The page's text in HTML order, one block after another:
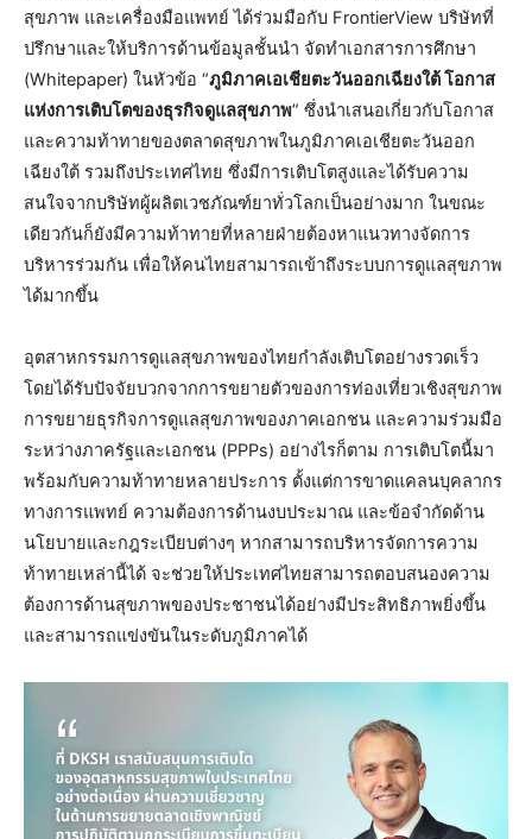
สุขภาพ และเครื่องมือแพทย์ ได้ร่วมมือกับ FrontierView บริษัทที่
ปรึกษาและให้บริการด้านข้อมูลชั้นนำ จัดทำเอกสารการศึกษา
(Whitepaper) ในหัวข้อ “ภูมิภาคเอเชียตะวันออกเฉียงใต้ โอกาส
แห่งการเติบโตของธุรกิจดูแลสุขภาพ” ซึ่งนำเสนอเกี่ยวกับโอกาส
และความท้าทายของตลาดสุขภาพในภูมิภาคเอเชียตะวันออก
เฉียงใต้ รวมถึงประเทศไทย ซึ่งมีการเติบโตสูงและได้รับความ
สนใจจากบริษัทผู้ผลิตเวชภัณฑ์ยาทั่วโลกเป็นอย่างมาก ในขณะ
เดียวกันก็ยังมีความท้าทายที่หลายฝ่ายต้องหาแนวทางจัดการ
บริหารร่วมกัน เพื่อให้คนไทยสามารถเข้าถึงระบบการดูแลสุขภาพ
ได้มากขึ้น
อุตสาหกรรมการดูแลสุขภาพของไทยกำลังเติบโตอย่างรวดเร็ว
โดยได้รับปัจจัยบวกจากการขยายตัวของการท่องเที่ยวเชิงสุขภาพ
การขยายธุรกิจการดูแลสุขภาพของภาคเอกชน และความร่วมมือ
ระหว่างภาครัฐและเอกชน (PPPs) อย่างไรก็ตาม การเติบโตนี้มา
พร้อมกับความท้าทายหลายประการ ตั้งแต่การขาดแคลนบุคลากร
ทางการแพทย์ ความต้องการด้านงบประมาณ และข้อจำกัดด้าน
นโยบายและกฎระเบียบต่างๆ หากสามารถบริหารจัดการความ
ท้าทายเหล่านี้ได้ จะช่วยให้ประเทศไทยสามารถตอบสนองความ
ต้องการด้านสุขภาพของประชาชนได้อย่างมีประสิทธิภาพยิ่งขึ้น
และสามารถแข่งขันในระดับภูมิภาคได้